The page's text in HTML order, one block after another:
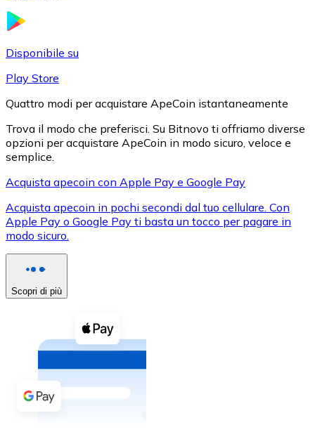
XRP
XRP
Vedi tutto
Buoni cripto
Acquista criptovalute in contanti e altri mezzi di
Acquista con contanti
Bonifico SEPA
Disponibile su
Play Store
Quattro modi per acquistare ApeCoin istantaneamente
Trova il modo che preferisci. Su Bitnovo ti offriamo diverse
opzioni per acquistare ApeCoin in modo sicuro, veloce e
semplice.
Acquista apecoin con Apple Pay e Google Pay
Acquista apecoin in pochi secondi dal tuo cellulare. Con
Apple Pay o Google Pay ti basta un tocco per pagare in
modo sicuro.
Scopri di più